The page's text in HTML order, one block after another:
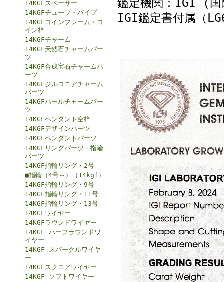
14KGFスペーサー
14KGFチューブ・パイプ
14KGFコインフレーム・コ
イン枠
14KGFチャーム
14KGF天然石チャームパー
ツ
14KGF合成宝石チャームパ
ーツ
14KGFジルコニアチャーム
パーツ
14KGFパールチャームパー
ツ
14KGFペンダント空枠
14KGFデザインパーツ
14KGFペンダントパーツ
14KGFリングパーツ・指輪
パーツ
14KGF指輪リング・2号
■指輪（4号～）（14kgf）
14KGF指輪リング・9号
14KGF指輪リング・11号
14KGF指輪リング・13号
14KGFワイヤー
14KGFラウンドワイヤー
14KGF ハーフラウンドワ
イヤー
14KGF スパークルワイヤ
ー
14KGFスクエアワイヤー
14KGF ソフトワイヤー
IGI鑑定書付属（